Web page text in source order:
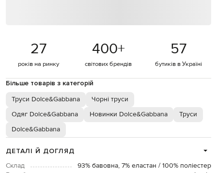
27
років на ринку
400+
світових брендів
57
бутиків в Україні
Більше товарів з категорій
Труси Dolce&Gabbana
Чорні труси
Одяг Dolce&Gabbana
Новинки Dolce&Gabbana
Труси
Dolce&Gabbana
ДЕТАЛІ Й ДОГЛЯД
Склад
93% бавовна, 7% еластан / 100% поліестер